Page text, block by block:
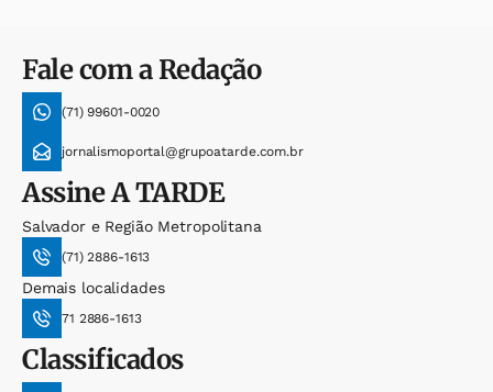
Fale com a Redação
(71) 99601-0020
jornalismoportal@grupoatarde.com.br
AssineA TARDE
Salvador e Região Metropolitana
(71) 2886-1613
Demais localidades
71 2886-1613
Classificados